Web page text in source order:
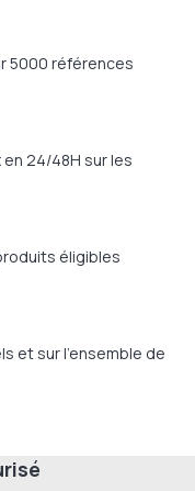
5000 références
24/48H sur les
éligibles
et sur l'ensemble de